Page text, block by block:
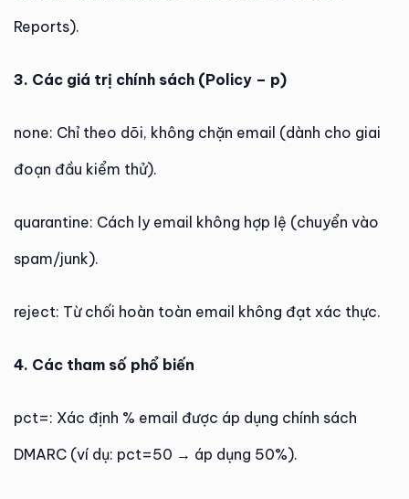
Reports).
3. Các giá trị chính sách (Policy – p)
none: Chỉ theo dõi, không chặn email (dành cho giai
đoạn đầu kiểm thử).
quarantine: Cách ly email không hợp lệ (chuyển vào
spam/junk).
reject: Từ chối hoàn toàn email không đạt xác thực.
4. Các tham số phổ biến
pct=: Xác định % email được áp dụng chính sách
DMARC (ví dụ: pct=50 → áp dụng 50%).